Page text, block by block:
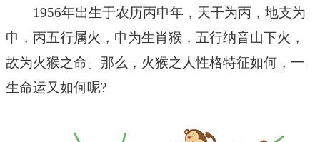
八字命理
1956年出生于农历丙申年，天干为丙，地支为
申，丙五行属火，申为生肖猴，五行纳音山下火，
故为火猴之命。那么，火猴之人性格特征如何，一
生命运又如何呢?